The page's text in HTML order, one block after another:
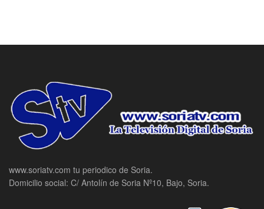
www.soriatv.com tu periodico de Soria.
Domicilio social: C/ Antolín de Soria Nº10, Bajo, Soria.